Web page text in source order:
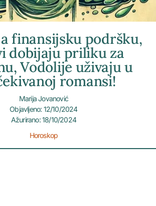
finansijsku podršku,
dobijaju priliku za
Vodolije uživaju u
romansi!
Marija Jovanović
Objavljeno: 12/10/2024
Ažurirano: 18/10/2024
Horoskop